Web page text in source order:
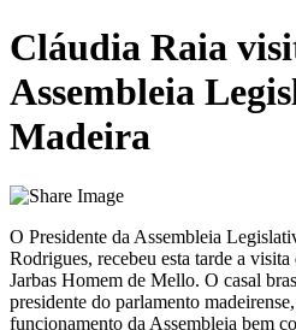
Cláudia Raia
Assembleia
Madeira
O Presidente da Assembleia
Rodrigues, recebeu esta tarde a
Jarbas Homem de Mello. O casal
presidente do parlamento
funcionamento da Assembleia bem